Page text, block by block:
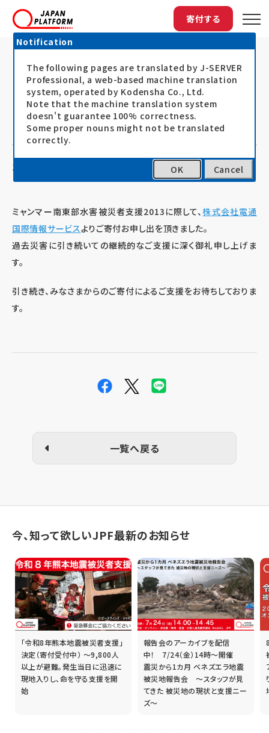
寄付する
トップ 最新情報 ミャンマー南東部水害被災者支援2013：...
ミャンマー南東部水害被災者支援
2013：（株）電通国際情報サービスよ
りご寄付お申し出をいただきました
13.08.27
ミャンマー南東部水害被災者支援2013に際して、株式会社電通
国際情報サービスよりご寄付お申し出を頂きました。
過去災害に引き続いての継続的なご支援に深く御礼申し上げま
す。
引き続き、みなさまからのご寄付によるご支援をお待ちしておりま
す。
一覧へ戻る
今、知って欲しいJPF最新のお知らせ
「令和8年熊本地震被災者支援」
決定（寄付受付中） ～9,800人
以上が避難。発生当日に迅速に
現地入りし、命を守る支援を開
始
報告会のアーカイブを配信
中！ 7/24（金）14時～開催
震災から1カ月 ベネズエラ地震
被災地報告会 ～スタッフが見
てきた 被災地の現状と支援ニー
ズ～
Notification
The following pages are translated by J-SERVER
Professional, a web-based machine translation
system, operated by Kodensha Co., Ltd.
Note that the machine translation system
doesn't guarantee 100% correctness.
Some proper nouns might not be translated
correctly.
OK Cancel